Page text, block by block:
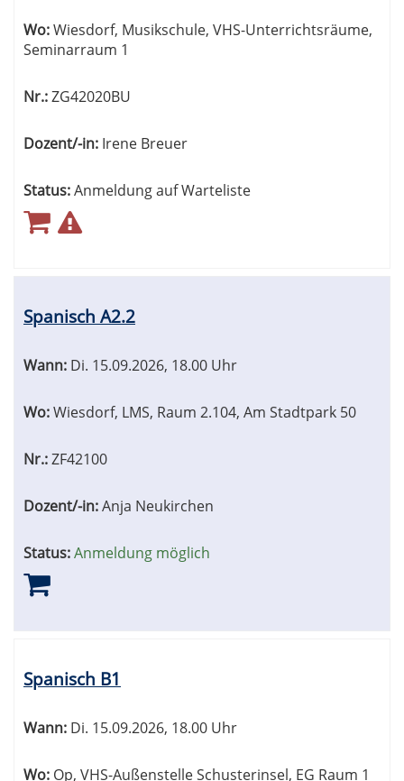
Wo:Wiesdorf, Musikschule, VHS-Unterrichtsräume,
Seminarraum 1
Nr.:ZG42020BU
Dozent/-in: Irene Breuer
Status:Anmeldung auf Warteliste
Spanisch A2.2
Wann: Di. 15.09.2026, 18.00 Uhr
Wo:Wiesdorf, LMS, Raum 2.104, Am Stadtpark 50
Nr.:ZF42100
Dozent/-in:Anja Neukirchen
Status:Anmeldung möglich
Spanisch B1
Wann: Di. 15.09.2026, 18.00 Uhr
Wo: Op, VHS-Außenstelle Schusterinsel, EG Raum 1